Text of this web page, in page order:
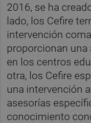
2016, se ha
lado, los Cefire
intervención
proporcionan
en los centros
otra, los Cefire
una intervención
asesorías
conocimiento